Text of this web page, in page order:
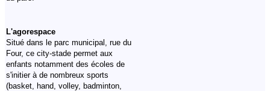
L'agorespace
Situé dans le parc municipal, rue du
Four, ce city-stade permet aux
enfants notamment des écoles de
s'initier à de nombreux sports
(basket, hand, volley, badminton,